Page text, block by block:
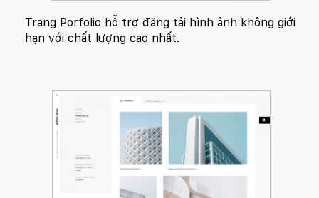
Trang Porfolio hỗ trợ đăng tải hình ảnh không giới
hạn với chất lượng cao nhất.